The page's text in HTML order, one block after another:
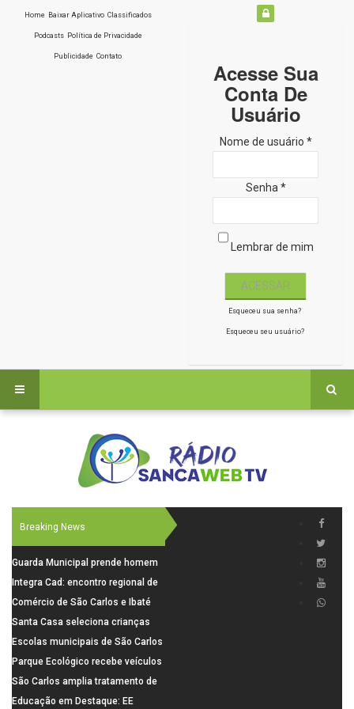
Home Baixar Aplicativo Classificados
Podcasts Política de Privacidade
Publicidade Contato
Acesse Sua
Conta De
Usuário
Nome de usuário *
Senha *
Lembrar de mim
Esqueceu sua senha?
Esqueceu seu usuário?
Breaking News
Guarda Municipal prende homem
por tentativa de furto em CEMEI
após cerco em São Carlos
Integra Cad: encontro regional de
segurança púbica será realizado
dia 10 de agosto em São Carlos
Comércio de São Carlos e Ibaté
terá horário especial para o dia
dos Pais
Santa Casa seleciona crianças
para pesquisa sobre dor de
crescimento
Escolas municipais de São Carlos
superam média Nacional do IDEB
Parque Ecológico recebe veículos
elétricos e moderniza rotina de
manejo dos animais
São Carlos amplia tratamento de
resíduos de saúde com autoclave
Educação em Destaque: EE